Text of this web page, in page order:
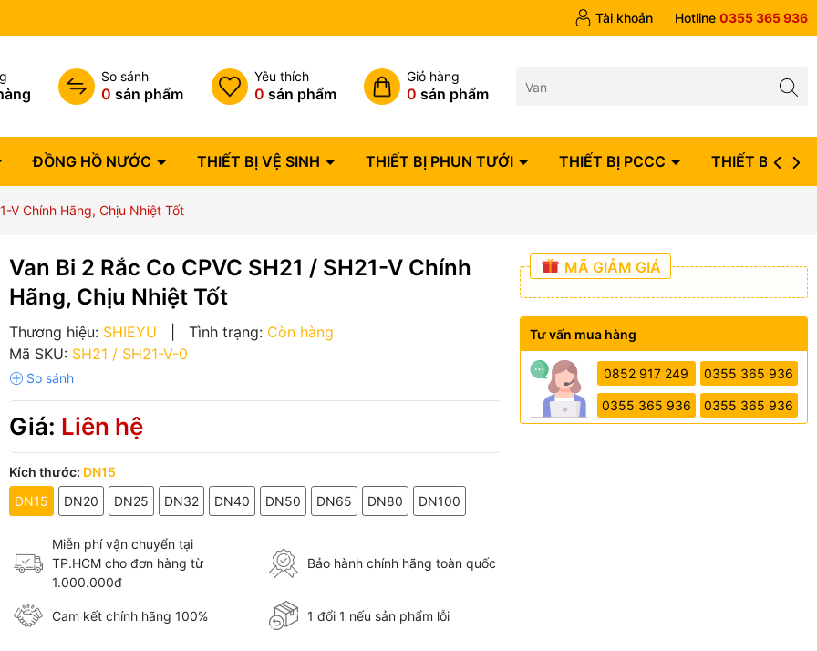
Tài khoản Hotline 0355 365 936
So sánh
0 sản phẩm
Yêu thích
0 sản phẩm
Giỏ hàng
0 sản phẩm
ĐỒNG HỒ NƯỚC THIẾT BỊ VỆ SINH THIẾT BỊ PHUN TƯỚI THIẾT BỊ PCCC THIẾT BỊ ĐIỆN
V Chính Hãng, Chịu Nhiệt Tốt
Van Bi 2 Rắc Co CPVC SH21 / SH21-V Chính
Hãng, Chịu Nhiệt Tốt
Thương hiệu: SHIEYU Tình trạng: Còn hàng
Mã SKU: SH21 / SH21-V-0
Giá: Liên hệ
Kích thước: DN15
DN15
DN20 DN25 DN32 DN40 DN50 DN65 DN80 DN100
Miễn phí vận chuyển tại
TP.HCM cho đơn hàng từ
1.000.000đ
Bảo hành chính hãng toàn quốc
Cam kết chính hãng 100% 1 đổi 1 nếu sản phẩm lỗi
MÃ GIẢM GIÁ
Tư vấn mua hàng
0852 917 249 0355 365 936
0355 365 936 0355 365 936